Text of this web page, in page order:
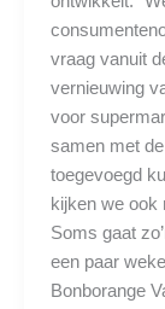
vraag vanuit
vernieuwing
voor
samen met
toegevoegd
kijken we ook
Soms gaat
een paar
Bonborange